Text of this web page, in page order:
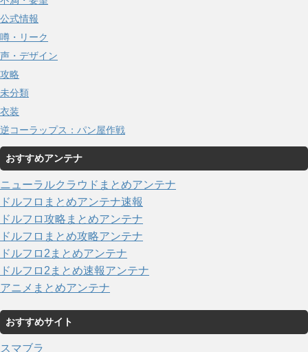
公式情報
噂・リーク
声・デザイン
攻略
未分類
衣装
逆コーラップス：パン屋作戦
おすすめアンテナ
ニューラルクラウドまとめアンテナ
ドルフロまとめアンテナ速報
ドルフロ攻略まとめアンテナ
ドルフロまとめ攻略アンテナ
ドルフロ2まとめアンテナ
ドルフロ2まとめ速報アンテナ
アニメまとめアンテナ
おすすめサイト
スマブラ